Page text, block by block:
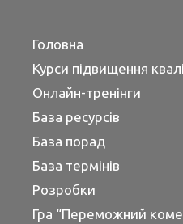
Головна
Курси підвищення
Онлайн-тренінги
База ресурсів
База порад
База термінів
Розробки
Гра “Переможний